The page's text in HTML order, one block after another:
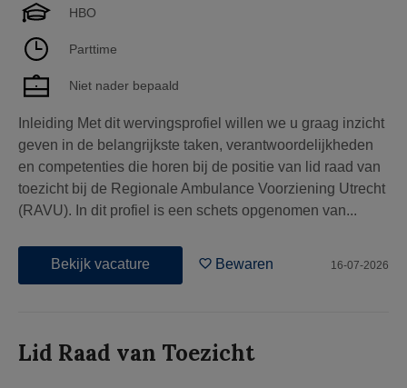
HBO
Parttime
Niet nader bepaald
Inleiding Met dit wervingsprofiel willen we u graag inzicht
geven in de belangrijkste taken, verantwoordelijkheden
en competenties die horen bij de positie van lid raad van
toezicht bij de Regionale Ambulance Voorziening Utrecht
(RAVU). In dit profiel is een schets opgenomen van...
Bekijk vacature Bewaren 16-07-2026
Lid Raad van Toezicht